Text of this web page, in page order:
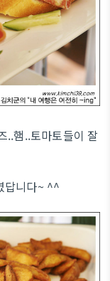
..햄..토마토들이 잘
답니다~ ^^